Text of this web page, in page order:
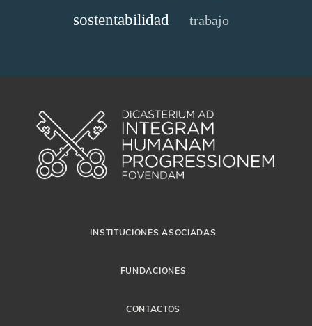
sostentabilidad trabajo
INSTITUCIONES ASOCIADAS
FUNDACIONES
CONTACTOS